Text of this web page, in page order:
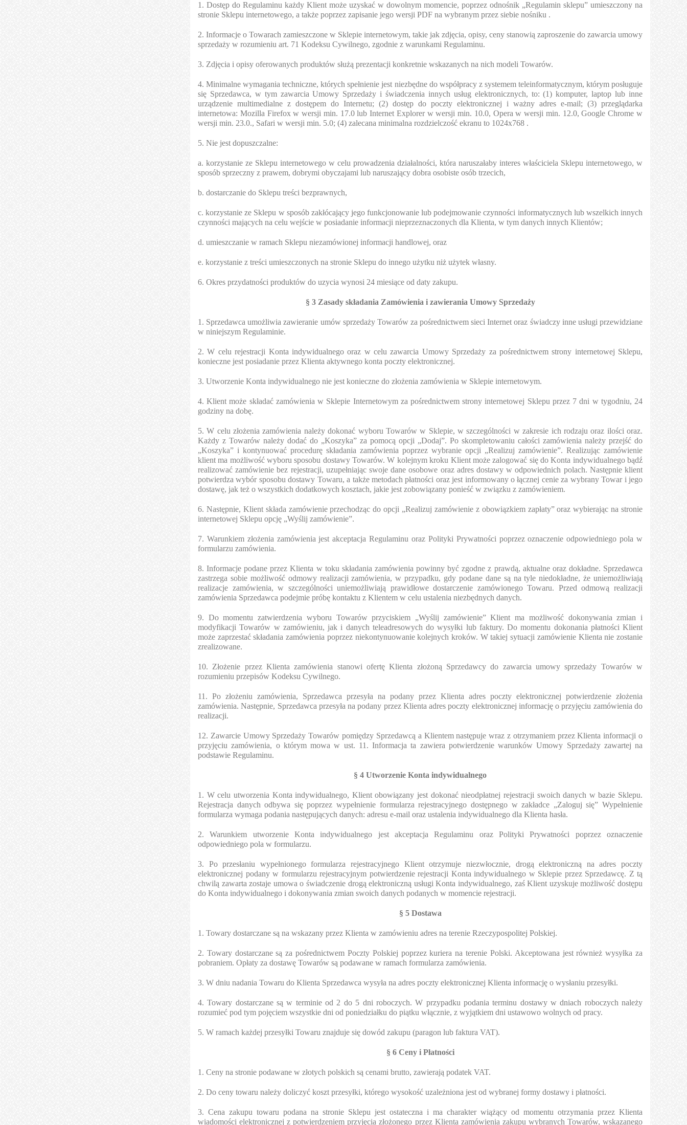
1. Dostęp do Regulaminu każdy Klient może uzyskać w dowolnym momencie, poprzez odnośnik „Regulamin sklepu” umieszczony na
stronie Sklepu internetowego, a także poprzez zapisanie jego wersji PDF na wybranym przez siebie nośniku .
2. Informacje o Towarach zamieszczone w Sklepie internetowym, takie jak zdjęcia, opisy, ceny stanowią zaproszenie do zawarcia umowy
sprzedaży w rozumieniu art. 71 Kodeksu Cywilnego, zgodnie z warunkami Regulaminu.
3. Zdjęcia i opisy oferowanych produktów służą prezentacji konkretnie wskazanych na nich modeli Towarów.
4. Minimalne wymagania techniczne, których spełnienie jest niezbędne do współpracy z systemem teleinformatycznym, którym posługuje
się Sprzedawca, w tym zawarcia Umowy Sprzedaży i świadczenia innych usług elektronicznych, to: (1) komputer, laptop lub inne
urządzenie multimedialne z dostępem do Internetu; (2) dostęp do poczty elektronicznej i ważny adres e-mail; (3) przeglądarka
internetowa: Mozilla Firefox w wersji min. 17.0 lub Internet Explorer w wersji min. 10.0, Opera w wersji min. 12.0, Google Chrome w
wersji min. 23.0., Safari w wersji min. 5.0; (4) zalecana minimalna rozdzielczość ekranu to 1024x768 .
5. Nie jest dopuszczalne:
a. korzystanie ze Sklepu internetowego w celu prowadzenia działalności, która naruszałaby interes właściciela Sklepu internetowego, w
sposób sprzeczny z prawem, dobrymi obyczajami lub naruszający dobra osobiste osób trzecich,
b. dostarczanie do Sklepu treści bezprawnych,
c. korzystanie ze Sklepu w sposób zakłócający jego funkcjonowanie lub podejmowanie czynności informatycznych lub wszelkich innych
czynności mających na celu wejście w posiadanie informacji nieprzeznaczonych dla Klienta, w tym danych innych Klientów;
d. umieszczanie w ramach Sklepu niezamówionej informacji handlowej, oraz
e. korzystanie z treści umieszczonych na stronie Sklepu do innego użytku niż użytek własny.
6. Okres przydatności produktów do uzycia wynosi 24 miesiące od daty zakupu.
§ 3 Zasady składania Zamówienia i zawierania Umowy Sprzedaży
1. Sprzedawca umożliwia zawieranie umów sprzedaży Towarów za pośrednictwem sieci Internet oraz świadczy inne usługi przewidziane
w niniejszym Regulaminie.
2. W celu rejestracji Konta indywidualnego oraz w celu zawarcia Umowy Sprzedaży za pośrednictwem strony internetowej Sklepu,
konieczne jest posiadanie przez Klienta aktywnego konta poczty elektronicznej.
3. Utworzenie Konta indywidualnego nie jest konieczne do złożenia zamówienia w Sklepie internetowym.
4. Klient może składać zamówienia w Sklepie Internetowym za pośrednictwem strony internetowej Sklepu przez 7 dni w tygodniu, 24
godziny na dobę.
5. W celu złożenia zamówienia należy dokonać wyboru Towarów w Sklepie, w szczególności w zakresie ich rodzaju oraz ilości oraz.
Każdy z Towarów należy dodać do „Koszyka” za pomocą opcji „Dodaj”. Po skompletowaniu całości zamówienia należy przejść do
„Koszyka” i kontynuować procedurę składania zamówienia poprzez wybranie opcji „Realizuj zamówienie”. Realizując zamówienie
klient ma możliwość wyboru sposobu dostawy Towarów. W kolejnym kroku Klient może zalogować się do Konta indywidualnego bądź
realizować zamówienie bez rejestracji, uzupełniając swoje dane osobowe oraz adres dostawy w odpowiednich polach. Następnie klient
potwierdza wybór sposobu dostawy Towaru, a także metodach płatności oraz jest informowany o łącznej cenie za wybrany Towar i jego
dostawę, jak też o wszystkich dodatkowych kosztach, jakie jest zobowiązany ponieść w związku z zamówieniem.
6. Następnie, Klient składa zamówienie przechodząc do opcji „Realizuj zamówienie z obowiązkiem zapłaty” oraz wybierając na stronie
internetowej Sklepu opcję „Wyślij zamówienie”.
7. Warunkiem złożenia zamówienia jest akceptacja Regulaminu oraz Polityki Prywatności poprzez oznaczenie odpowiedniego pola w
formularzu zamówienia.
8. Informacje podane przez Klienta w toku składania zamówienia powinny być zgodne z prawdą, aktualne oraz dokładne. Sprzedawca
zastrzega sobie możliwość odmowy realizacji zamówienia, w przypadku, gdy podane dane są na tyle niedokładne, że uniemożliwiają
realizacje zamówienia, w szczególności uniemożliwiają prawidłowe dostarczenie zamówionego Towaru. Przed odmową realizacji
zamówienia Sprzedawca podejmie próbę kontaktu z Klientem w celu ustalenia niezbędnych danych.
9. Do momentu zatwierdzenia wyboru Towarów przyciskiem „Wyślij zamówienie” Klient ma możliwość dokonywania zmian i
modyfikacji Towarów w zamówieniu, jak i danych teleadresowych do wysyłki lub faktury. Do momentu dokonania płatności Klient
może zaprzestać składania zamówienia poprzez niekontynuowanie kolejnych kroków. W takiej sytuacji zamówienie Klienta nie zostanie
zrealizowane.
10. Złożenie przez Klienta zamówienia stanowi ofertę Klienta złożoną Sprzedawcy do zawarcia umowy sprzedaży Towarów w
rozumieniu przepisów Kodeksu Cywilnego.
11. Po złożeniu zamówienia, Sprzedawca przesyła na podany przez Klienta adres poczty elektronicznej potwierdzenie złożenia
zamówienia. Następnie, Sprzedawca przesyła na podany przez Klienta adres poczty elektronicznej informację o przyjęciu zamówienia do
realizacji.
12. Zawarcie Umowy Sprzedaży Towarów pomiędzy Sprzedawcą a Klientem następuje wraz z otrzymaniem przez Klienta informacji o
przyjęciu zamówienia, o którym mowa w ust. 11. Informacja ta zawiera potwierdzenie warunków Umowy Sprzedaży zawartej na
podstawie Regulaminu.
§ 4 Utworzenie Konta indywidualnego
1. W celu utworzenia Konta indywidualnego, Klient obowiązany jest dokonać nieodpłatnej rejestracji swoich danych w bazie Sklepu.
Rejestracja danych odbywa się poprzez wypełnienie formularza rejestracyjnego dostępnego w zakładce „Zaloguj się” Wypełnienie
formularza wymaga podania następujących danych: adresu e-mail oraz ustalenia indywidualnego dla Klienta hasła.
2. Warunkiem utworzenie Konta indywidualnego jest akceptacja Regulaminu oraz Polityki Prywatności poprzez oznaczenie
odpowiedniego pola w formularzu.
3. Po przesłaniu wypełnionego formularza rejestracyjnego Klient otrzymuje niezwłocznie, drogą elektroniczną na adres poczty
elektronicznej podany w formularzu rejestracyjnym potwierdzenie rejestracji Konta indywidualnego w Sklepie przez Sprzedawcę. Z tą
chwilą zawarta zostaje umowa o świadczenie drogą elektroniczną usługi Konta indywidualnego, zaś Klient uzyskuje możliwość dostępu
do Konta indywidualnego i dokonywania zmian swoich danych podanych w momencie rejestracji.
§ 5 Dostawa
1. Towary dostarczane są na wskazany przez Klienta w zamówieniu adres na terenie Rzeczypospolitej Polskiej.
2. Towary dostarczane są za pośrednictwem Poczty Polskiej poprzez kuriera na terenie Polski. Akceptowana jest również wysyłka za
pobraniem. Opłaty za dostawę Towarów są podawane w ramach formularza zamówienia.
3. W dniu nadania Towaru do Klienta Sprzedawca wysyła na adres poczty elektronicznej Klienta informację o wysłaniu przesyłki.
4. Towary dostarczane są w terminie od 2 do 5 dni roboczych. W przypadku podania terminu dostawy w dniach roboczych należy
rozumieć pod tym pojęciem wszystkie dni od poniedziałku do piątku włącznie, z wyjątkiem dni ustawowo wolnych od pracy.
5. W ramach każdej przesyłki Towaru znajduje się dowód zakupu (paragon lub faktura VAT).
§ 6 Ceny i Płatności
1. Ceny na stronie podawane w złotych polskich są cenami brutto, zawierają podatek VAT.
2. Do ceny towaru należy doliczyć koszt przesyłki, którego wysokość uzależniona jest od wybranej formy dostawy i płatności.
3. Cena zakupu towaru podana na stronie Sklepu jest ostateczna i ma charakter wiążący od momentu otrzymania przez Klienta
wiadomości elektronicznej z potwierdzeniem przyjęcia złożonego przez Klienta zamówienia zakupu wybranych Towarów, wskazanego